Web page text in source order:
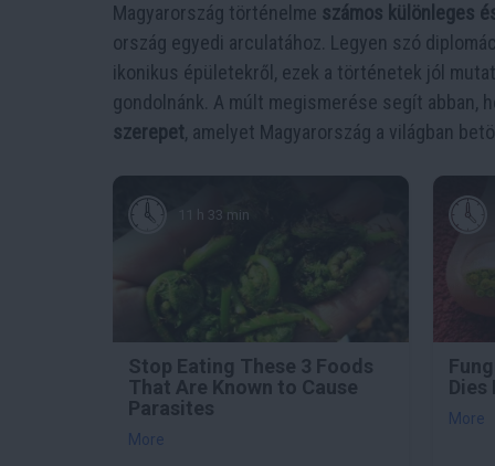
Magyarország történelme számos különleges
ország egyedi arculatához. Legyen szó
ikonikus épületekről, ezek a történetek jól
gondolnánk. A múlt megismerése segít abban,
szerepet, amelyet Magyarország a világban
11 h 33 min
Stop Eating These 3 Foods
That Are Known to Cause
Parasites
More
Dies
More